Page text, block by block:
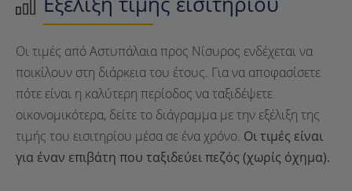
Οι τιμές από Αστυπάλαια προς Νίσυρος ενδέχεται να
ποικίλουν στη διάρκεια του έτους. Για να αποφασίσετε
πότε είναι η καλύτερη περίοδος να ταξιδέψετε
οικονομικότερα, δείτε το διάγραμμα με την εξέλιξη της
τιμής του εισιτηρίου μέσα σε ένα χρόνο. Οι τιμές είναι
για έναν επιβάτη που ταξιδεύει πεζός (χωρίς όχημα).